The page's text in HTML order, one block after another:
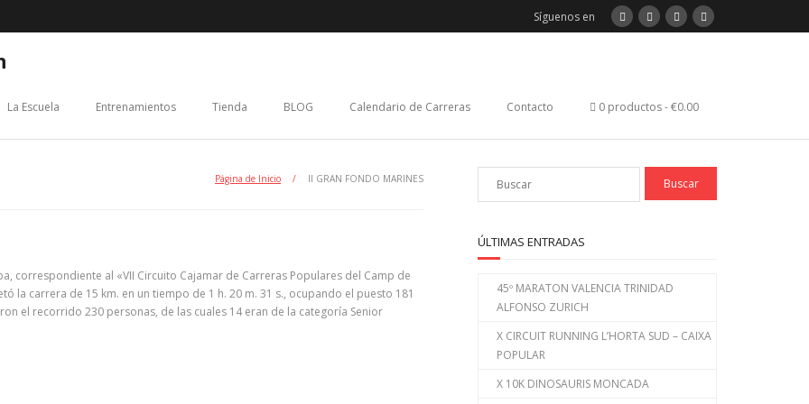
Síguenos en
La Escuela Entrenamientos Tienda BLOG Calendario de Carreras Contacto 0 productos €0.00
Página de Inicio / II GRAN FONDO MARINES
correspondiente al «VII Circuito Cajamar de Carreras Populares del Camp de
la carrera de 15 km. en un tiempo de 1 h. 20 m. 31 s., ocupando el puesto 181
el recorrido 230 personas, de las cuales 14 eran de la categoría Senior
ÚLTIMAS ENTRADAS
45º MARATON VALENCIA TRINIDAD
ALFONSO ZURICH
X CIRCUIT RUNNING L’HORTA SUD – CAIXA
POPULAR
X 10K DINOSAURIS MONCADA